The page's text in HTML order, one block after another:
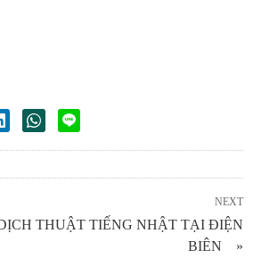
NEXT
THUẬT TIẾNG NHẬT TẠI ĐIỆN
BIÊN »